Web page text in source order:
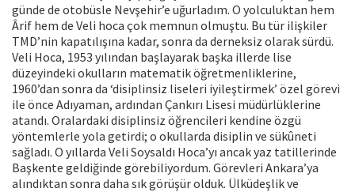
günde de otobüsle Nevşehir’e uğurladım. O yolculuktan hem
Ârif hem de Veli hoca çok memnun olmuştu. Bu tür ilişkiler
TMD’nin kapatılışına kadar, sonra da derneksiz olarak sürdü.
Veli Hoca, 1953 yılından başlayarak başka illerde lise
düzeyindeki okulların matematik öğretmenliklerine,
1960’dan sonra da ‘disiplinsiz liseleri iyileştirmek’ özel görevi
ile önce Adıyaman, ardından Çankırı Lisesi müdürlüklerine
atandı. Oralardaki disiplinsiz öğrencileri kendine özgü
yöntemlerle yola getirdi; o okullarda disiplin ve sükûneti
sağladı. O yıllarda Veli Soysaldı Hoca’yı ancak yaz tatillerinde
Başkente geldiğinde görebiliyordum. Görevleri Ankara’ya
alındıktan sonra daha sık görüşür olduk. Ülküdeşlik ve